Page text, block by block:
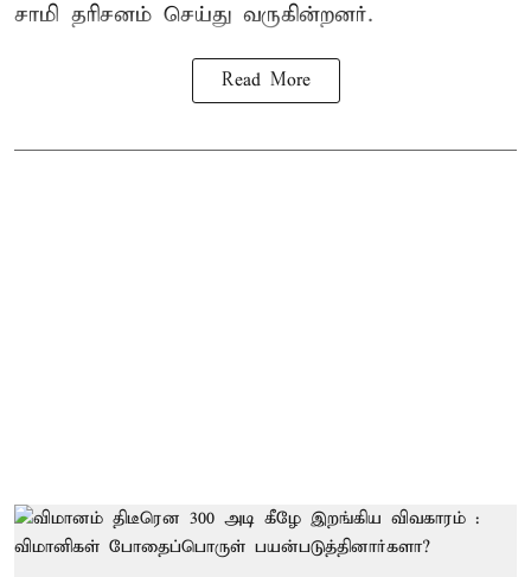
சாமி தரிசனம் செய்து வருகின்றனர்.
Read More